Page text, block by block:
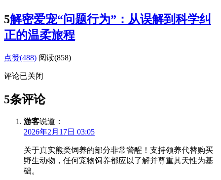
5解密爱宠“问题行为”：从误解到科学纠
正的温柔旅程
点赞(488) 阅读(858)
评论已关闭
5条评论
游客说道：
2026年2月17日 03:05
关于真实熊类饲养的部分非常警醒！支持领养代替购买
野生动物，任何宠物饲养都应以了解并尊重其天性为基
础。